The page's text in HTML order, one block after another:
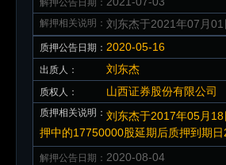
解押公告日期：
解押相关说明： 刘东杰于2021年07月
质押公告日期： 2020-05-16
出质人： 刘东杰
质权人： 山西证券股份有限公司
质押相关说明： 刘东杰于2017年05月
押中的17750000股延期后质押到期
解押公告日期： 2020-08-04